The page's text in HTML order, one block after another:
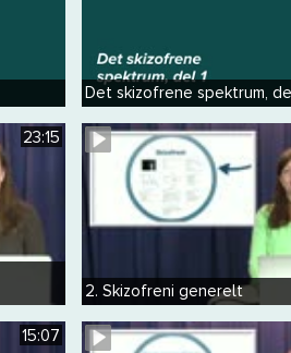
Det skizofrene spektrum,
23:15
2. Skizofreni generelt
15:07